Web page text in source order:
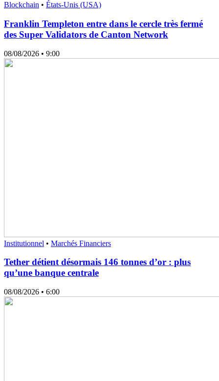
Blockchain • États-Unis (USA)
Franklin Templeton entre dans le cercle très fermé
des Super Validators de Canton Network
08/08/2026 • 9:00
Institutionnel • Marchés Financiers
Tether détient désormais 146 tonnes d’or : plus
qu’une banque centrale
08/08/2026 • 6:00